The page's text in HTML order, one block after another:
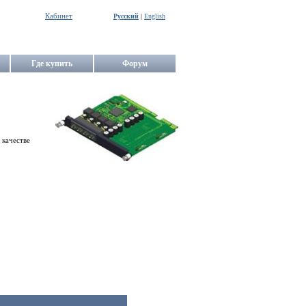
Кабинет Русский | English
Где купить Форум